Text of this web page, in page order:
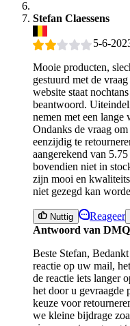
Stefan Claessens
5-6-
Mooie producten,
gestuurd met de
website staat
beantwoord.
nemen met een lange
Ondanks de vraag
eenzijdig te
aangerekend van
bovendien niet in
zijn mooi en
niet gezegd kan
Nuttig Reageer
Antwoord van DMQ
Beste Stefan,
reactie op uw mail,
de reactie iets langer
het door u gevraagde
keuze voor
we kleine bijdrage